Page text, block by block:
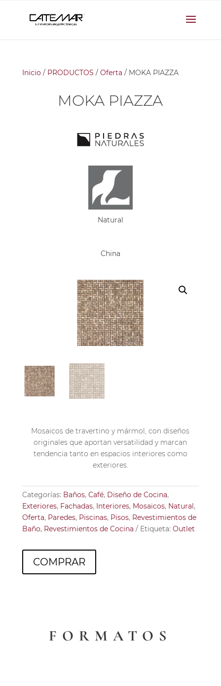
Inicio / PRODUCTOS / Oferta / MOKA PIAZZA
MOKA PIAZZA
Natural
China
Mosaicos de travertino y mármol, con diseños
originales que aportan versatilidad y marcan
tendencia tanto en espacios interiores como
exteriores.
Categorías: Baños, Café, Diseño de Cocina,
Exteriores, Fachadas, Interiores, Mosaicos, Natural,
Oferta, Paredes, Piscinas, Pisos, Revestimientos de
Baño, Revestimientos de Cocina Etiqueta: Outlet
COMPRAR
FORMATOS